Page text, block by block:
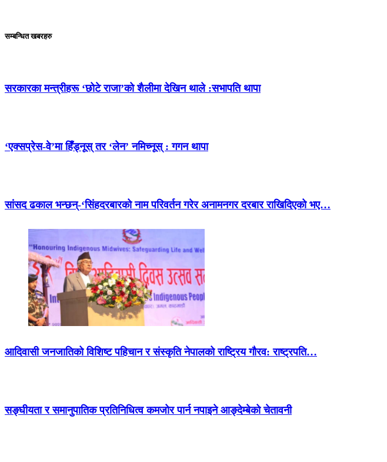
सम्बन्धित खबरहरु
सरकारका मन्त्रीहरू ‘छोटे राजा’को शैलीमा देखिन थाले :सभापति थापा
‘एक्सप्रेस-वे’मा हिँड्नूस् तर ‘लेन’ नमिच्नूस् : गगन थापा
सांसद ढकाल भन्छन्-‘सिंहदरबारको नाम परिवर्तन गरेर अनामनगर दरबार राखिदिएको भए…
आदिवासी जनजातिको विशिष्ट पहिचान र संस्कृति नेपालको राष्ट्रिय गौरव: राष्ट्रपति…
सङ्घीयता र समानुपातिक प्रतिनिधित्व कमजोर पार्न नपाइने आङ्देम्बेको चेतावनी